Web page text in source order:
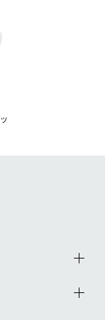
担とさせていただ
を再注文してくだ
内 購入履歴画面に